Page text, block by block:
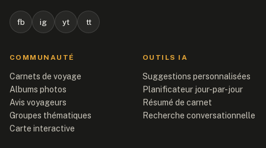
fb ig yt tt
COMMUNAUTÉ
Carnets de voyage
Albums photos
Avis voyageurs
Groupes thématiques
Carte interactive
OUTILS IA
Suggestions personnalisées
Planificateur jour-par-jour
Résumé de carnet
Recherche conversationnelle